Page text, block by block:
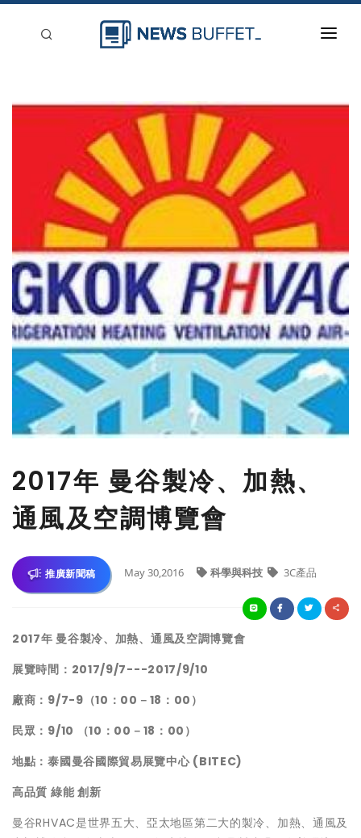
新聞稿分類
刊登
​2017年 曼谷製冷、加熱、
通風及空調博覽會
推廣新聞稿 May 30,2016 科學與科技 3C產品
2017年曼谷製冷、 加熱、 通風及空調博覽會
展覽時間： 2017/9/7---2017/9/10
廠商 ：9/7-9（10：00－18：00）
民眾 ：9/10 （10：00－18：00）
地點 ：泰國曼谷國際貿易展覽中心(BITEC)
高品質 綠能 創新
曼谷RHVAC是世界五大、亞太地區第二大的製冷、加熱、通風及